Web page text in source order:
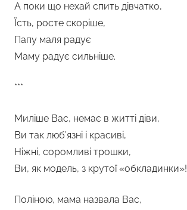
А поки що нехай спить дівчатко,
Їсть, росте скоріше,
Папу маля радує
Маму радує сильніше.
***
Миліше Вас, немає в житті діви,
Ви так люб’язні і красиві,
Ніжні, соромливі трошки,
Ви, як модель, з крутої «обкладинки»!
Поліною, мама назвала Вас,